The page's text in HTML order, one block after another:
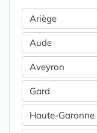
Ariège
Aude
Aveyron
Gard
Haute-Garonne